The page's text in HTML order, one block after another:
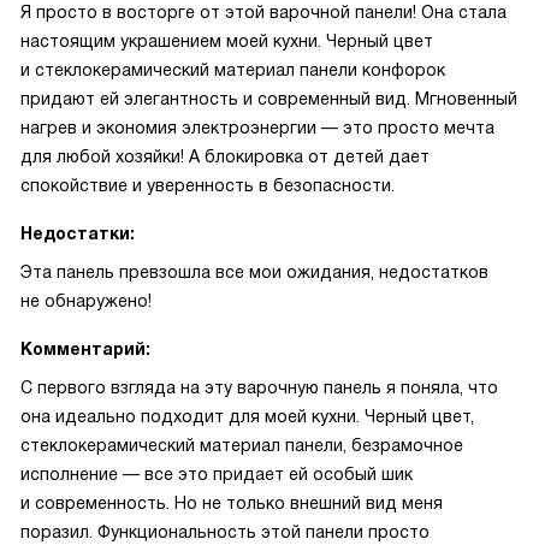
Я просто в восторге от этой варочной панели! Она стала
настоящим украшением моей кухни. Черный цвет
и стеклокерамический материал панели конфорок
придают ей элегантность и современный вид. Мгновенный
нагрев и экономия электроэнергии — это просто мечта
для любой хозяйки! А блокировка от детей дает
спокойствие и уверенность в безопасности.
Недостатки:
Эта панель превзошла все мои ожидания, недостатков
не обнаружено!
Комментарий:
С первого взгляда на эту варочную панель я поняла, что
она идеально подходит для моей кухни. Черный цвет,
стеклокерамический материал панели, безрамочное
исполнение — все это придает ей особый шик
и современность. Но не только внешний вид меня
поразил. Функциональность этой панели просто